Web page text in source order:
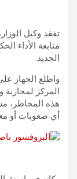
تفقد وكيل
متابعة الأداء
الجديد.
واطلع الجهاز
المركز لمحاربة
هذه المخاطر،
أي صعوبات أو